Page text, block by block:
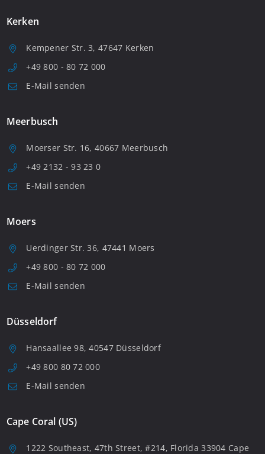
Kerken
Kempener Str. 3, 47647 Kerken
+49 800 - 80 72 000
E-Mail senden
Meerbusch
Moerser Str. 16, 40667 Meerbusch
+49 2132 - 93 23 0
E-Mail senden
Moers
Uerdinger Str. 36, 47441 Moers
+49 800 - 80 72 000
E-Mail senden
Düsseldorf
Hansaallee 98, 40547 Düsseldorf
+49 800 80 72 000
E-Mail senden
Cape Coral (US)
1222 Southeast, 47th Street, #214, Florida 33904 Cape